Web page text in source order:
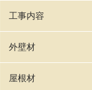
工事内容
外壁材
屋根材